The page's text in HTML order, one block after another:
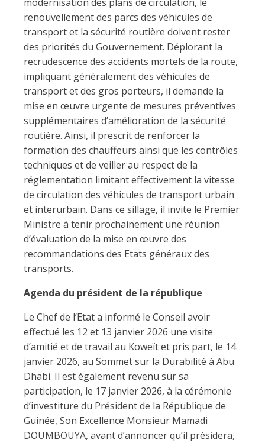
renouvellement des parcs des véhicules de
transport et la sécurité routière doivent rester
des priorités du Gouvernement. Déplorant la
recrudescence des accidents mortels de la route,
impliquant généralement des véhicules de
transport et des gros porteurs, il demande la
mise en œuvre urgente de mesures préventives
supplémentaires d’amélioration de la sécurité
routière. Ainsi, il prescrit de renforcer la
formation des chauffeurs ainsi que les contrôles
techniques et de veiller au respect de la
réglementation limitant effectivement la vitesse
de circulation des véhicules de transport urbain
et interurbain. Dans ce sillage, il invite le Premier
Ministre à tenir prochainement une réunion
d’évaluation de la mise en œuvre des
recommandations des Etats généraux des
transports.
Agenda du président de la république
Le Chef de l’Etat a informé le Conseil avoir
effectué les 12 et 13 janvier 2026 une visite
d’amitié et de travail au Koweït et pris part, le 14
janvier 2026, au Sommet sur la Durabilité à Abu
Dhabi. Il est également revenu sur sa
participation, le 17 janvier 2026, à la cérémonie
d’investiture du Président de la République de
Guinée, Son Excellence Monsieur Mamadi
DOUMBOUYA, avant d’annoncer qu’il présidera,